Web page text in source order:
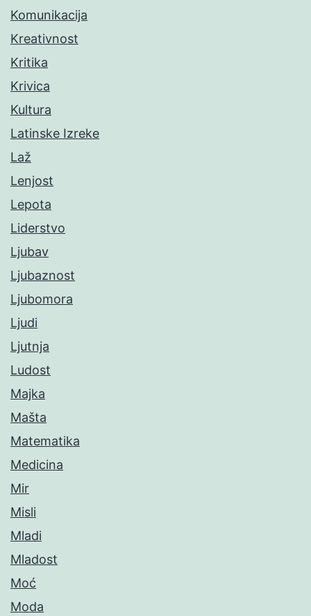
Komunikacija
Kreativnost
Kritika
Krivica
Kultura
Latinske Izreke
Laž
Lenjost
Lepota
Liderstvo
Ljubav
Ljubaznost
Ljubomora
Ljudi
Ljutnja
Ludost
Majka
Mašta
Matematika
Medicina
Mir
Misli
Mladi
Mladost
Moć
Moda